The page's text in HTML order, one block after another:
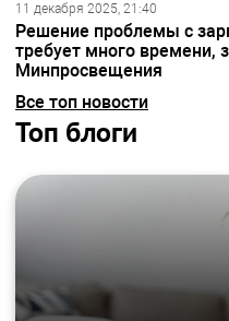
11 декабря 2025, 21:40
Решение проблемы с
требует много времени,
Минпросвещения
Все топ новости
Топ блоги